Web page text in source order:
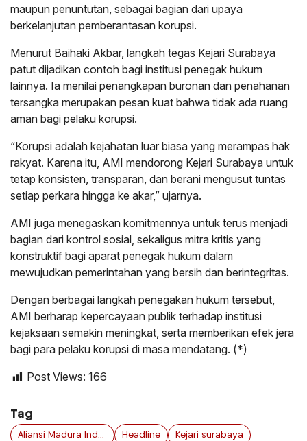
maupun penuntutan, sebagai bagian dari upaya
berkelanjutan pemberantasan korupsi.
Menurut Baihaki Akbar, langkah tegas Kejari Surabaya
patut dijadikan contoh bagi institusi penegak hukum
lainnya. Ia menilai penangkapan buronan dan penahanan
tersangka merupakan pesan kuat bahwa tidak ada ruang
aman bagi pelaku korupsi.
“Korupsi adalah kejahatan luar biasa yang merampas hak
rakyat. Karena itu, AMI mendorong Kejari Surabaya untuk
tetap konsisten, transparan, dan berani mengusut tuntas
setiap perkara hingga ke akar,” ujarnya.
AMI juga menegaskan komitmennya untuk terus menjadi
bagian dari kontrol sosial, sekaligus mitra kritis yang
konstruktif bagi aparat penegak hukum dalam
mewujudkan pemerintahan yang bersih dan berintegritas.
Dengan berbagai langkah penegakan hukum tersebut,
AMI berharap kepercayaan publik terhadap institusi
kejaksaan semakin meningkat, serta memberikan efek jera
bagi para pelaku korupsi di masa mendatang. (*)
Post Views: 166
Tag
Aliansi Madura Indonesia Headline Kejari surabaya